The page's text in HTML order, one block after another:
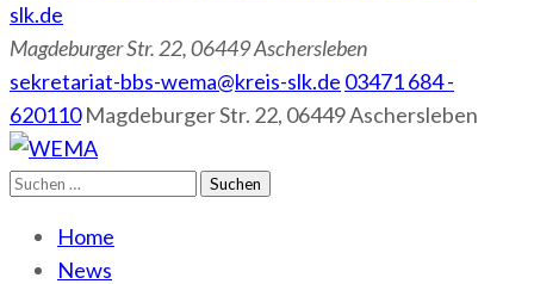
slk.de
Magdeburger Str. 22, 06449 Aschersleben
sekretariat-bbs-wema@kreis-slk.de 03471 684 -
620110 Magdeburger Str. 22, 06449 Aschersleben
WEMA
BbS I des Salzlandkreises
Suchen
Home
News